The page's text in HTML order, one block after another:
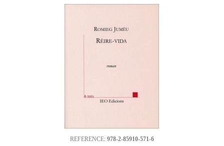
REFERENCE: 978-2-85910-571-6